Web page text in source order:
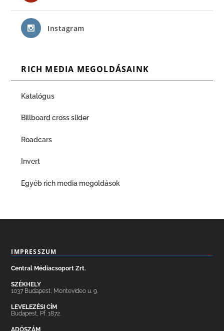
Instagram
RICH MEDIA MEGOLDÁSAINK
Katalógus
Billboard cross slider
Roadcars
Invert
Egyéb rich media megoldások
IMPRESSZUM
Central Médiacsoport Zrt.
SZÉKHELY
1037 Budapest, Montevideo u. 9.
LEVELEZÉSI CÍM
Budapest, Pf. 1872.
ADÓSZÁM